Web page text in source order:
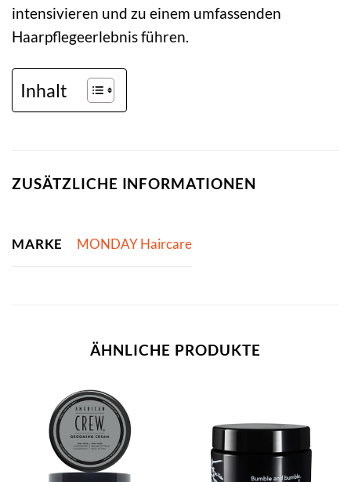
intensivieren und zu einem umfassenden
Haarpflegeerlebnis führen.
Inhalt
ZUSÄTZLICHE INFORMATIONEN
MARKE MONDAY Haircare
ÄHNLICHE PRODUKTE